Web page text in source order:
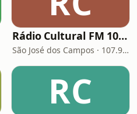
Rádio Cultural FM 107,9
São José dos Campos · 107.9 FM
RC